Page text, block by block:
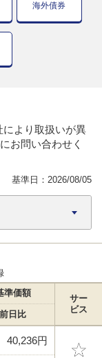
海外債券
より取扱いが異
お問い合わせく
基準日： 2026/08/05
準価額
サー
ビス
前日比
40,236円